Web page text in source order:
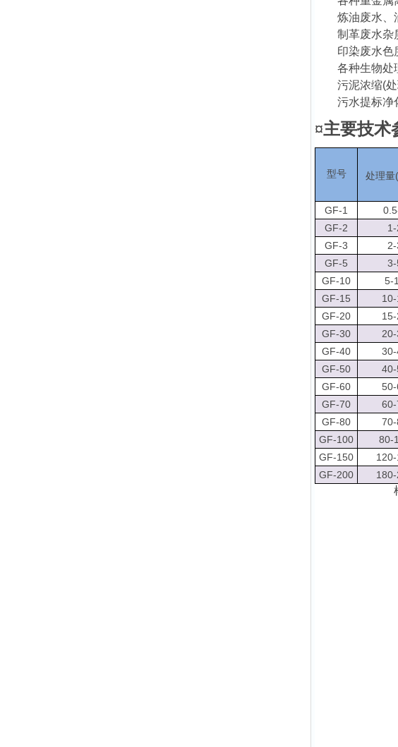
炼油废水、
制革废水杂
印染废水色
各种生物处
污泥浓缩(
污水提标净
¤主要技术
型号 处理量
GF-1
GF-2
GF-3
GF-5
3-
GF-10
5-
GF-15
GF-20
GF-30
GF-40
GF-50
GF-60
GF-70
GF-80
GF-100
80-
GF-150
GF-200